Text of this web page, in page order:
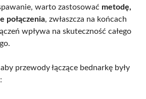
warto zastosować metodę,
połączenia, zwłaszcza na końcach
wpływa na skuteczność całego
przewody łączące bednarkę były